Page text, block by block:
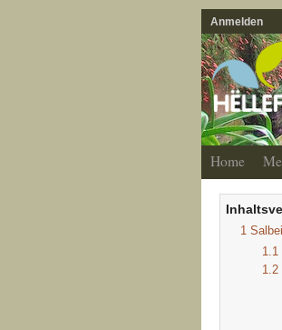
Anmelden
Home
1
1.1
1.2